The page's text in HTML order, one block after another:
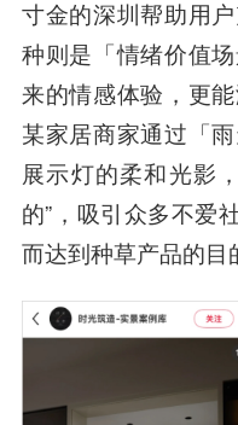
寸金的深圳帮助用
种则是「情绪价值
来的情感体验，更
某家居商家通过「
展示灯的柔和光影
的”，吸引众多不爱
而达到种草产品的目